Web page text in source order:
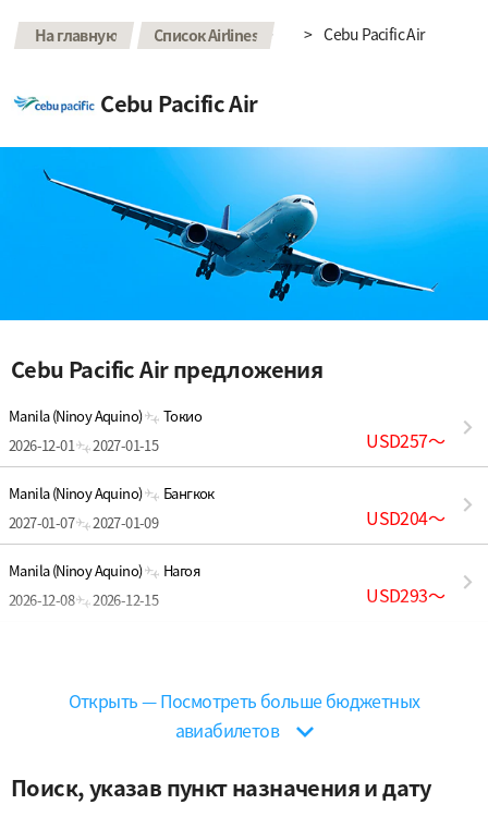
На главную >
Список Airlines > Cebu Pacific Air
Cebu Pacific Air
Cebu Pacific Air предложения
Manila (Ninoy Aquino) Токио
USD257〜
2026-12-01 2027-01-15
Manila (Ninoy Aquino) Бангкок
USD204〜
2027-01-07 2027-01-09
Manila (Ninoy Aquino) Нагоя
USD293〜
2026-12-08 2026-12-15
Открыть — Посмотреть больше бюджетных
авиабилетов
Поиск, указав пункт назначения и дату